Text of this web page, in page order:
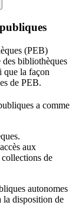
(PEB)
bibliothèques
que la façon
de PEB.
a comme
aux
collections de
autonomes
la disposition de